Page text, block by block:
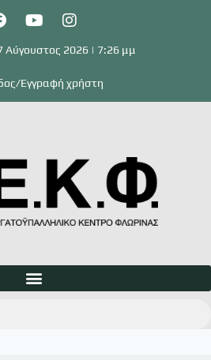
Αύγουστος 2026 | 7:26 μμ
Εγγραφή χρήστη